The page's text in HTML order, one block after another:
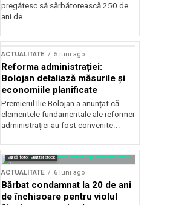
pregătesc să sărbătorească 250 de
ani de...
ACTUALITATE 5 luni ago
Reforma administrației:
Bolojan detaliază măsurile și
economiile planificate
Premierul Ilie Bolojan a anunțat că
elementele fundamentale ale reformei
administrației au fost convenite...
Sursă foto: Shutterstock
ACTUALITATE 6 luni ago
Bărbat condamnat la 20 de ani
de închisoare pentru violul